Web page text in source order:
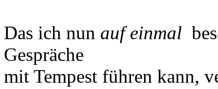
Das ich nun auf einmal
Gespräche
mit Tempest führen kann,